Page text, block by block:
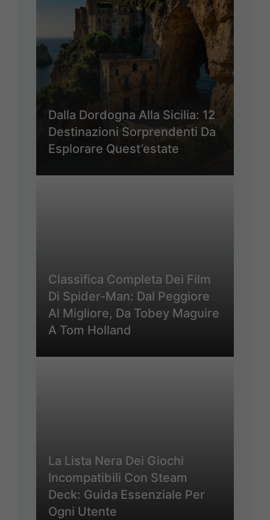
Dalla Dordogna Alla Sicilia: 12
Destinazioni Sorprendenti Da
Esplorare Quest’estate
Classifica Completa Dei Film
Di Spider-Man: Dal Peggiore
Al Migliore, Da Tobey Maguire
A Tom Holland
La Lista Nera Dei Giochi
Incompatibili Con Steam
Deck: Guida Essenziale Per
Ogni Utente